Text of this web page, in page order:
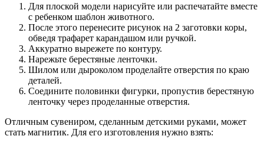
Для плоской модели нарисуйте или распечатайте вместе
с ребенком шаблон животного.
После этого перенесите рисунок на 2 заготовки коры,
обведя трафарет карандашом или ручкой.
Аккуратно вырежете по контуру.
Нарежьте берестяные ленточки.
Шилом или дыроколом проделайте отверстия по краю
деталей.
Соедините половинки фигурки, пропустив берестяную
ленточку через проделанные отверстия.
Отличным сувениром, сделанным детскими руками, может
стать магнитик. Для его изготовления нужно взять: